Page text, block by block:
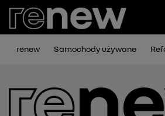
renew Samochody używane